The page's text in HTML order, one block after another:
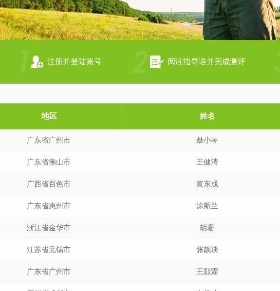
注册并登陆账号 阅读指导语并完成测评
地区 姓名
广东省广州市 聂小琴
广东省佛山市 王健清
广西省百色市 黄东成
广东省惠州市 涂斯兰
浙江省金华市 胡珊
江苏省无锡市 张靓琰
广东省广州市 王颢霖